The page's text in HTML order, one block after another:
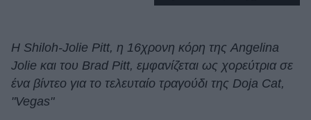
Living
Deco
Cooking
Η Shiloh-Jolie Pitt, η 16χρονη κόρη της Angelina
Jolie και του Brad Pitt, εμφανίζεται ως χορεύτρια σε
ένα βίντεο για το τελευταίο τραγούδι της Doja Cat,
"Vegas"